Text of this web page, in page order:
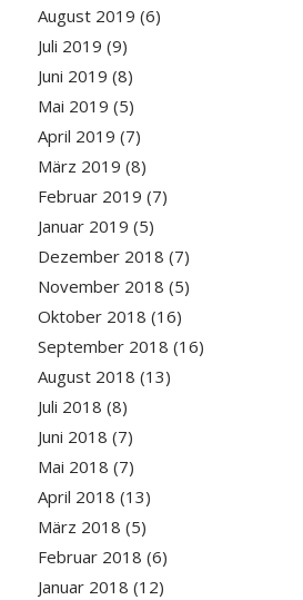
August 2019 (6)
Juli 2019 (9)
Juni 2019 (8)
Mai 2019 (5)
April 2019 (7)
März 2019 (8)
Februar 2019 (7)
Januar 2019 (5)
Dezember 2018 (7)
November 2018 (5)
Oktober 2018 (16)
September 2018 (16)
August 2018 (13)
Juli 2018 (8)
Juni 2018 (7)
Mai 2018 (7)
April 2018 (13)
März 2018 (5)
Februar 2018 (6)
Januar 2018 (12)